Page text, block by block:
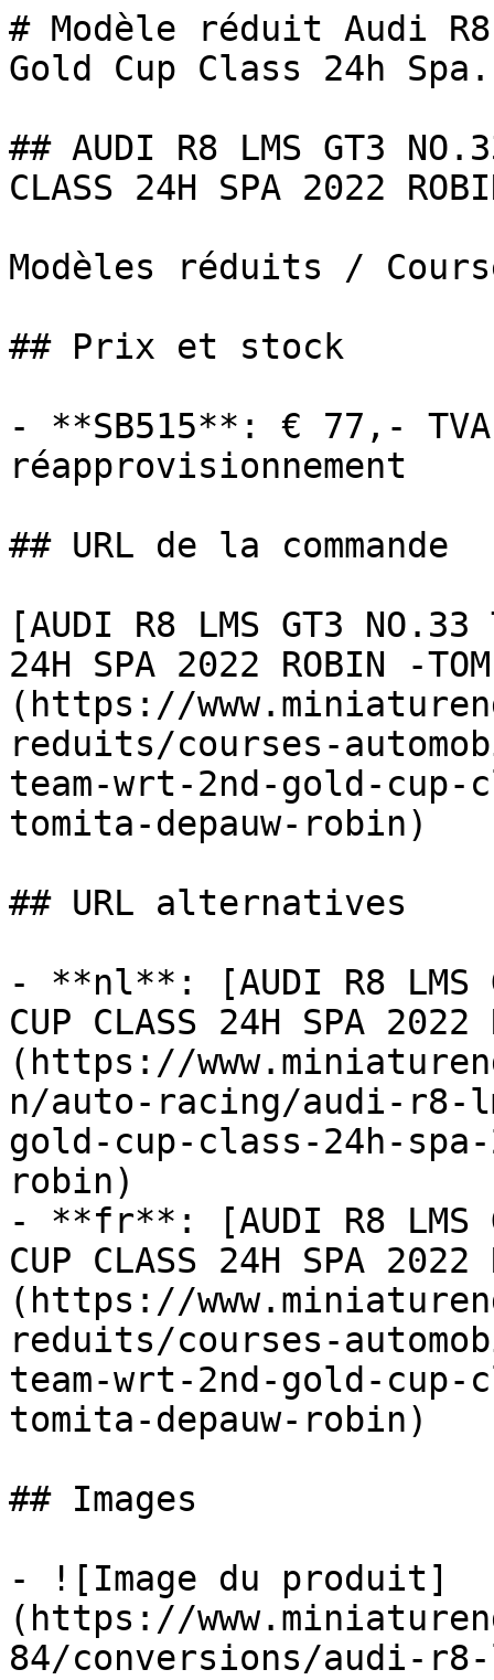
# Modèle réduit Audi R8
Gold Cup Class 24h
## AUDI R8 LMS GT3
CLASS 24H SPA 2022
Modèles réduits /
## Prix et stock
- **SB515**: € 77,-
réapprovisionnement
## URL de la commande
[AUDI R8 LMS GT3 NO.33
24H SPA 2022 ROBIN -
(https://
reduits/courses-
team-wrt-2nd-gold-cup-
tomita-depauw-robin)
## URL alternatives
- **nl**: [AUDI R8 LMS
CUP CLASS 24H SPA 2022
(https://
n/auto-racing/audi-r8-
gold-cup-class-24h-
robin)
- **fr**: [AUDI R8 LMS
CUP CLASS 24H SPA 2022
(https://
reduits/courses-
team-wrt-2nd-gold-cup-
tomita-depauw-robin)
## Images
- ![Image du produit]
(https://
84/conversions/audi-